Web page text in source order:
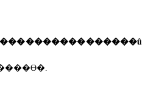
�������������û